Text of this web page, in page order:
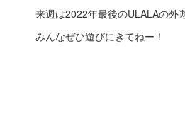
来週は2022年最後のULALAの外
みんなぜひ遊びにきてねー！